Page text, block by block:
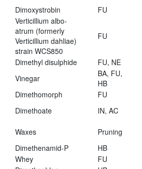
Dimoxystrobin
FU
Verticillium albo-
atrum (formerly
Verticillium dahliae)
strain WCS850
FU
Dimethyl disulphide FU, NE
Vinegar
BA, FU,
HB
Dimethomorph
FU
Dimethoate
IN, AC
Waxes Pruning
Dimethenamid-P
HB
Whey
FU